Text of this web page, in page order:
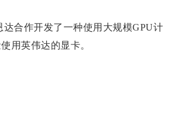
合作开发了一种使用大规模GPU计
用英伟达的显卡。